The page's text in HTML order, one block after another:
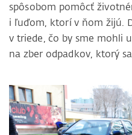
spôsobom pomôcť
i ľuďom, ktorí v ňom žijú.
v triede, čo by sme mohli
na zber odpadkov, ktorý